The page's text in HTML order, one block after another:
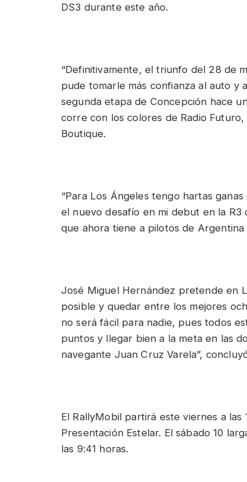
DS3 durante este año.
“Definitivamente, el triunfo del 28 de
pude tomarle más confianza al auto y
segunda etapa de Concepción hace
corre con los colores de Radio
Boutique.
“Para Los Ángeles tengo hartas
el nuevo desafío en mi debut en la R3
que ahora tiene a pilotos de
José Miguel Hernández pretende en
posible y quedar entre los mejores
no será fácil para nadie, pues todos
puntos y llegar bien a la meta en las
navegante Juan Cruz Varela”,
El RallyMobil partirá este viernes a
Presentación Estelar. El sábado 10
las 9:41 horas.